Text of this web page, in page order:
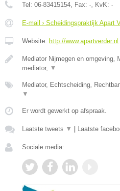
Tel: 06-83415154 , Fax: - , KvK: -
E-mail › Scheidingspraktijk Apart
Website: http://www.apartverder.nl
Mediator Nijmegen en omgeving,
mediator,
▼
Mediator, Echtscheiding,
▼
Er wordt gewerkt op afspraak.
Laatste tweets ▼ | Laatste
Sociale media: